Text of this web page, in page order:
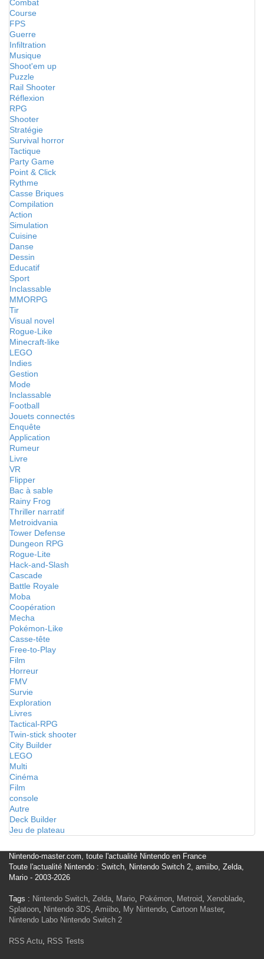
Combat
Course
FPS
Guerre
Infiltration
Musique
Shoot'em up
Puzzle
Rail Shooter
Réflexion
RPG
Shooter
Stratégie
Survival horror
Tactique
Party Game
Point & Click
Rythme
Casse Briques
Compilation
Action
Simulation
Cuisine
Danse
Dessin
Educatif
Sport
Inclassable
MMORPG
Tir
Visual novel
Rogue-Like
Minecraft-like
LEGO
Indies
Gestion
Mode
Inclassable
Football
Jouets connectés
Enquête
Application
Rumeur
Livre
VR
Flipper
Bac à sable
Rainy Frog
Thriller narratif
Metroidvania
Tower Defense
Dungeon RPG
Rogue-Lite
Hack-and-Slash
Cascade
Battle Royale
Moba
Coopération
Mecha
Pokémon-Like
Casse-tête
Free-to-Play
Film
Horreur
FMV
Survie
Exploration
Livres
Tactical-RPG
Twin-stick shooter
City Builder
LEGO
Multi
Cinéma
Film
console
Autre
Deck Builder
Jeu de plateau
Nintendo-master.com, toute l'actualité Nintendo en France
Toute l'actualité Nintendo : Switch, Nintendo Switch 2, amiibo, Zelda,
Mario - 2003-2026
Tags : Nintendo Switch, Zelda, Mario, Pokémon, Metroid, Xenoblade,
Splatoon, Nintendo 3DS, Amiibo, My Nintendo, Cartoon Master,
Nintendo Labo Nintendo Switch 2
RSS Actu, RSS Tests